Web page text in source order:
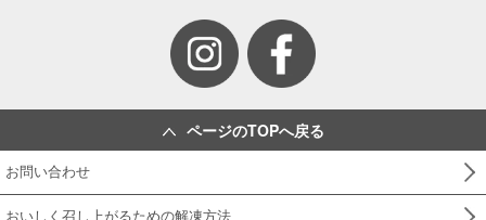
ページのTOPへ戻る
お問い合わせ
おいしく召し上がるための解凍方法